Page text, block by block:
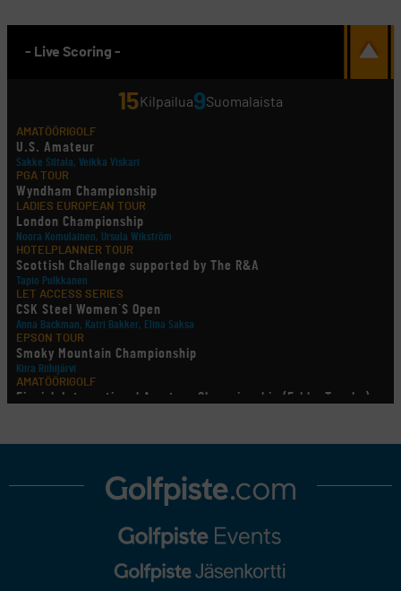
- Live Scoring -
15 Kilpailua9Suomalaista
AMATÖÖRIGOLF
U.S. Amateur
Sakke Siltala, Veikka Viskari
PGA TOUR
Wyndham Championship
LADIES EUROPEAN TOUR
London Championship
Noora Komulainen, Ursula Wikström
HOTELPLANNER TOUR
Scottish Challenge supported by The R&A
Tapio Pulkkanen
LET ACCESS SERIES
CSK Steel Women´S Open
Anna Backman, Katri Bakker, Elina Saksa
EPSON TOUR
Smoky Mountain Championship
Kiira Riihijärvi
AMATÖÖRIGOLF
Finnish International Amateur Championship (Erkko Trophy)
U18/FJT/Aulanko)
Staysure PGA Seniors Championship
U.S. Women's Amateur Championship
Kivitippu Classic Invitational 2026